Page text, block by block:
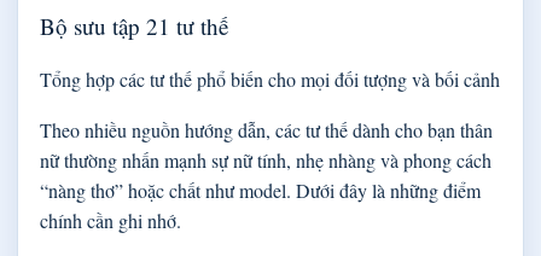
Bộ sưu tập 21 tư thế
Tổng hợp các tư thế phổ biến cho mọi đối tượng và bối cảnh
Theo nhiều nguồn hướng dẫn, các tư thế dành cho bạn thân
nữ thường nhấn mạnh sự nữ tính, nhẹ nhàng và phong cách
“nàng thơ” hoặc chất như model. Dưới đây là những điểm
chính cần ghi nhớ.